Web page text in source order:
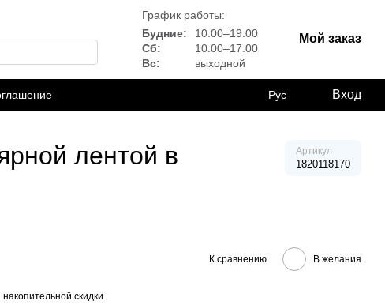
График работы:
Будние:
10:00–19:00
Сб:
10:00–17:00
Вс:
выходной
Мой заказ
Рус Вход
лентой в
Артикул
1820118170
К сравнению В желания
скидки